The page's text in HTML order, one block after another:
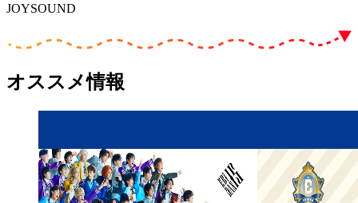
JOYSOUND
オススメ情報